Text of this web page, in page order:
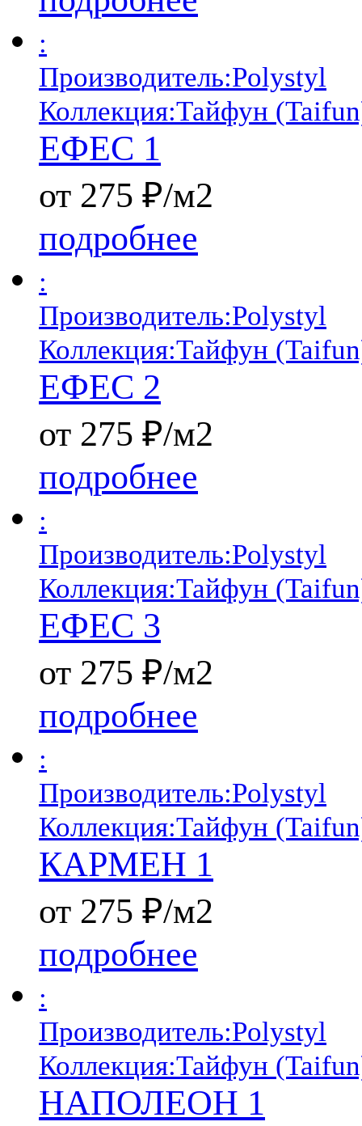
:
Производитель:Polystyl
Коллекция:Тайфун
ЕФЕС 1
от 275 ₽/м2
подробнее
:
Производитель:Polystyl
Коллекция:Тайфун
ЕФЕС 2
от 275 ₽/м2
подробнее
:
Производитель:Polystyl
Коллекция:Тайфун
ЕФЕС 3
от 275 ₽/м2
подробнее
:
Производитель:Polystyl
Коллекция:Тайфун
КАРМЕН 1
от 275 ₽/м2
подробнее
:
Производитель:Polystyl
Коллекция:Тайфун
НАПОЛЕОН 1